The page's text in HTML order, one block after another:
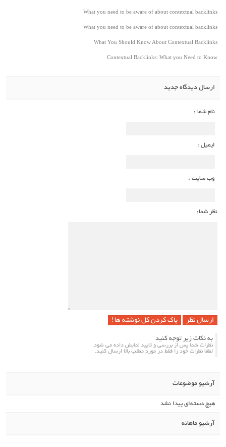
What you need to be aware of about contextual backlinks
What you need to be aware of about contextual backlinks
What You Should Know About Contextual Backlinks
Contextual Backlinks: What you Need to Know
ارسال دیدگاه جدید
نام شما :
ایمیل :
وب سایت :
نظر شما:
پاک کردن کل نوشته ها !
به نکات زیر توجه کنید
نظرات شما پس از بررسی و تایید نمایش داده می شود.
لطفا نظرات خود را فقط در مورد مطلب بالا ارسال کنید.
آرشیو موضوعات
هیچ دسته‌ای پیدا نشد
آرشیو ماهانه